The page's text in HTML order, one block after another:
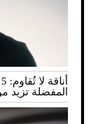
المفضلة